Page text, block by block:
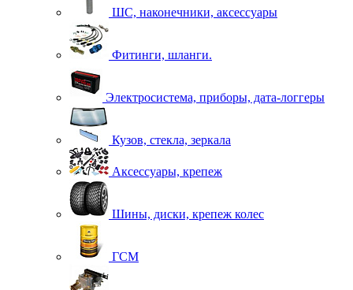
ШС, наконечники, аксессуары
Фитинги, шланги.
Электросистема, приборы, дата-логгеры
Кузов, стекла, зеркала
Аксессуары, крепеж
Шины, диски, крепеж колес
ГСМ